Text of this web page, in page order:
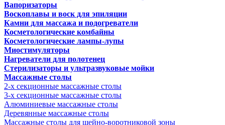
Вапоризаторы
Воскоплавы и воск для эпиляции
Камни для массажа и подогреватели
Косметологические комбайны
Косметологические лампы-лупы
Миостимуляторы
Нагреватели для полотенец
Стерилизаторы и ультразвуковые мойки
Массажные столы
2-х секционные массажные столы
3-х секционные массажные столы
Алюминиевые массажные столы
Деревянные массажные столы
Массажные столы для шейно-воротниковой зоны